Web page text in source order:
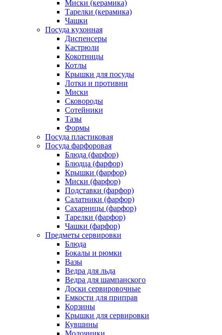
Миски (керамика)
Тарелки (керамика)
Чашки
Посуда кухонная
Диспенсеры
Кастрюли
Кокотницы
Котлы
Крышки для посуды
Лотки и противни
Миски
Сковороды
Сотейники
Тазы
Формы
Посуда пластиковая
Посуда фарфоровая
Блюда (фарфор)
Блюдца (фарфор)
Крышки (фарфор)
Миски (фарфор)
Подставки (фарфор)
Салатники (фарфор)
Сахарницы (фарфор)
Тарелки (фарфор)
Чашки (фарфор)
Предметы сервировки
Блюда
Бокалы и рюмки
Вазы
Ведра для льда
Ведра для шампанского
Доски сервировочные
Емкости для приправ
Корзины
Крышки для сервировки
Кувшины
Молочники